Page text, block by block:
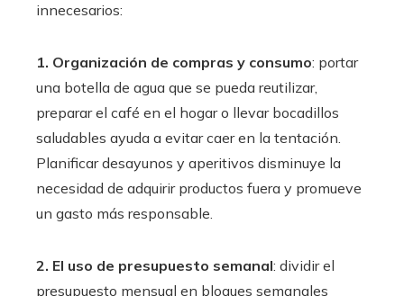
innecesarios:
1. Organización de compras y consumo: portar
una botella de agua que se pueda reutilizar,
preparar el café en el hogar o llevar bocadillos
saludables ayuda a evitar caer en la tentación.
Planificar desayunos y aperitivos disminuye la
necesidad de adquirir productos fuera y promueve
un gasto más responsable.
2. El uso de presupuesto semanal: dividir el
presupuesto mensual en bloques semanales